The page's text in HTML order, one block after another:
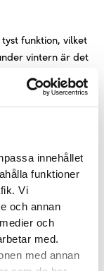
innehållet
funktioner
Vi
och annan
och
med.
med annan
funktion, vilket
vintern är det
torkarblad byts ut
på försämrad
på nya
och skydd för
men viktig